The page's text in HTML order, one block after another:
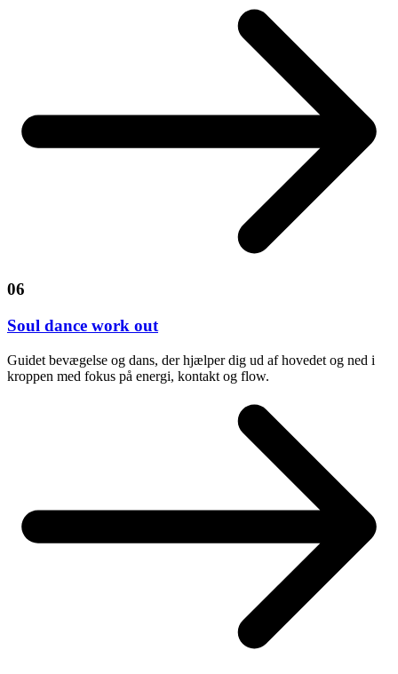
06
Soul dance work out
Guidet bevægelse og dans, der hjælper dig ud af hovedet og ned i
kroppen med fokus på energi, kontakt og flow.